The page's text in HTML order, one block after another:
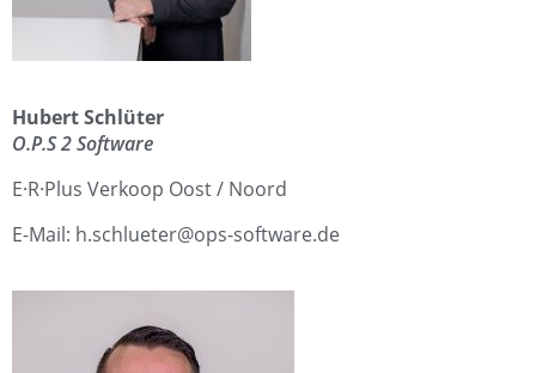
Hubert Schlüter
O.P.S 2 Software
E·R·Plus Verkoop Oost / Noord
E-Mail: h.schlueter@ops-software.de